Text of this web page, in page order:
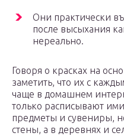
Они практически
после высыхания
нереально.
Говоря о красках на
заметить, что их с
чаще в домашнем
только расписывают
предметы и сувениры,
стены, а в деревнях и